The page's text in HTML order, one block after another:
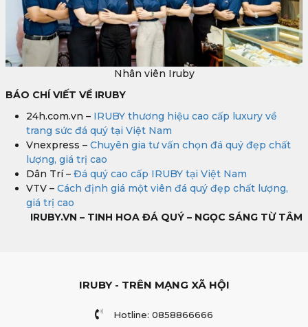
Nhân viên Iruby
BÁO CHÍ VIẾT VỀ IRUBY
24h.com.vn – IRUBY thương hiệu cao cấp luxury về
trang sức đá quý tại Việt Nam
Vnexpress – Chuyên gia tư vấn chọn đá quý đẹp chất
lượng, giá trị cao
Dân Trí – Đá quý cao cấp IRUBY tại Việt Nam
VTV – Cách định giá một viên đá quý đẹp chất lượng,
giá trị cao
IRUBY.VN – TINH HOA ĐÁ QUÝ – NGỌC SÁNG TỪ TÂM
IRUBY - TRÊN MẠNG XÃ HỘI
Hotline: 0858866666